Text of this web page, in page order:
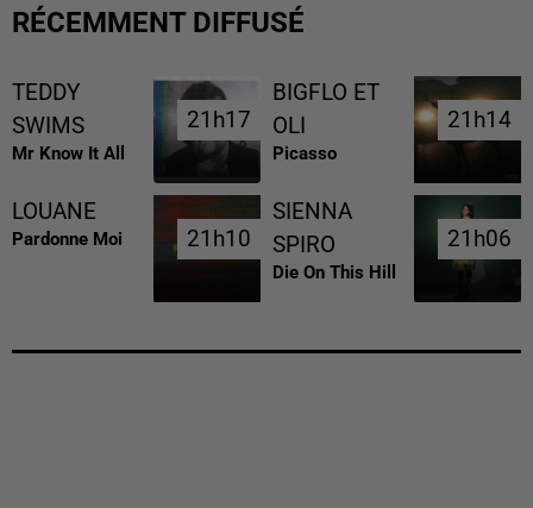
RÉCEMMENT DIFFUSÉ
TEDDY
SWIMS
Mr Know It All
21h17
21h17
BIGFLO ET
OLI
Picasso
21h14
21h14
LOUANE
Pardonne Moi 21h10
21h10
SIENNA
SPIRO
Die On This Hill
21h06
21h06